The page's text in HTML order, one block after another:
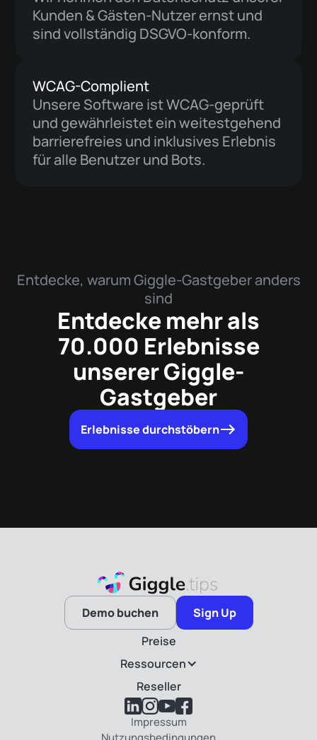
Kunden & Gästen-Nutzer ernst und
sind vollständig DSGVO-konform.
WCAG-Complient
Unsere Software ist WCAG-geprüft
und gewährleistet ein weitestgehend
barrierefreies und inklusives Erlebnis
für alle Benutzer und Bots.
Entdecke, warum Giggle-Gastgeber anders
sind
Entdecke mehr als
70.000 Erlebnisse
unserer Giggle-
Gastgeber
Erlebnisse durchstöbern
Preise
Ressourcen
Reseller
Demo buchen Sign Up
Impressum